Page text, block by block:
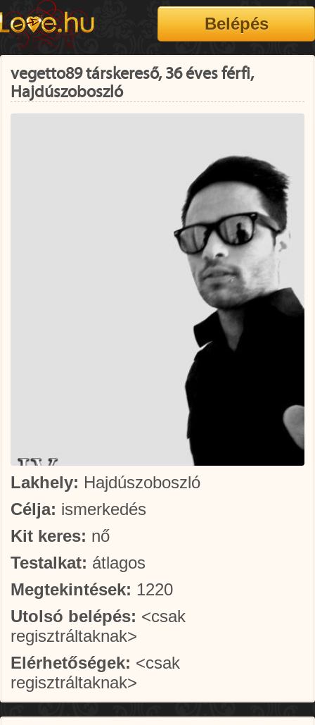
vegetto89 társkereső, 36 éves férfi,
Hajdúszoboszló
Lakhely: Hajdúszoboszló
Célja: ismerkedés
Kit keres: nő
Testalkat: átlagos
Megtekintések: 1220
Utolsó belépés: <csak
regisztráltaknak>
Elérhetőségek: <csak
regisztráltaknak>